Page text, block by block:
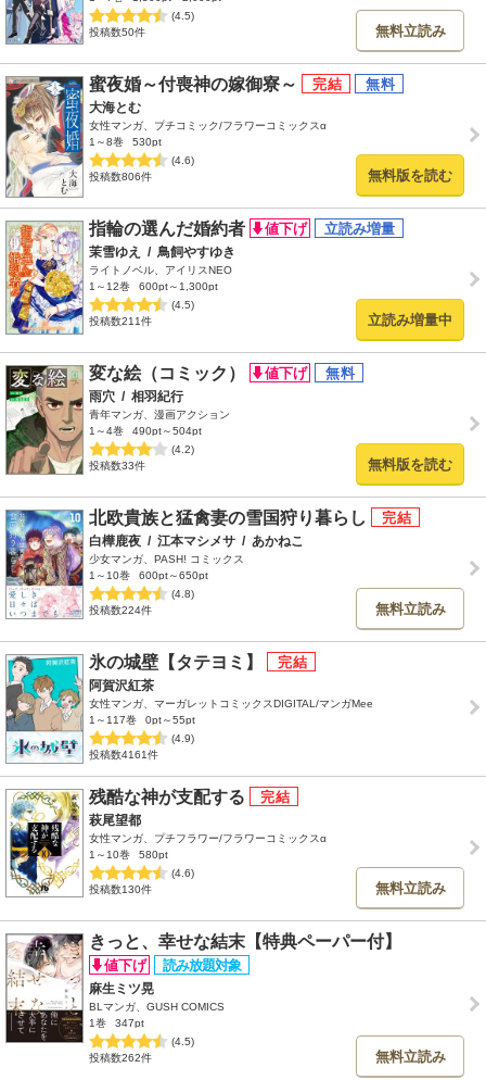
(4.5)
投稿数50件
無料立読み
蜜夜婚～付喪神の嫁御寮～
大海とむ
女性マンガ、プチコミック/フラワーコミックスα
1～8巻
530pt
(4.6)
投稿数806件
無料版を読む
指輪の選んだ婚約者
茉雪ゆえ / 鳥飼やすゆき
ライトノベル、アイリスNEO
1～12巻
600pt～1,300pt
(4.5)
投稿数211件
立読み増量中
変な絵（コミック）
雨穴 / 相羽紀行
青年マンガ、漫画アクション
1～4巻
490pt～504pt
(4.2)
投稿数33件
無料版を読む
北欧貴族と猛禽妻の雪国狩り暮らし
白樺鹿夜 / 江本マシメサ / あかねこ
少女マンガ、PASH! コミックス
1～10巻
600pt～650pt
(4.8)
投稿数224件
無料立読み
氷の城壁【タテヨミ】
阿賀沢紅茶
女性マンガ、マーガレットコミックスDIGITAL/マンガMee
1～117巻
0pt～55pt
(4.9)
投稿数4161件
残酷な神が支配する
萩尾望都
女性マンガ、プチフラワー/フラワーコミックスα
1～10巻
580pt
(4.6)
投稿数130件
無料立読み
きっと、幸せな結末【特典ペーパー付】
麻生ミツ晃
BLマンガ、GUSH COMICS
1巻
347pt
(4.5)
投稿数262件
無料立読み